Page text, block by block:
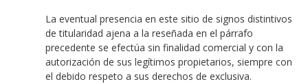
La eventual presencia en este sitio de signos distintivos
de titularidad ajena a la reseñada en el párrafo
precedente se efectúa sin finalidad comercial y con la
autorización de sus legítimos propietarios, siempre con
el debido respeto a sus derechos de exclusiva.